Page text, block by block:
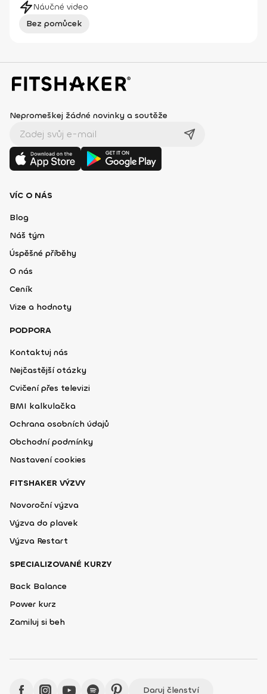
Náučné video
Bez pomůcek
Nepromeškej žádné novinky a soutěže
VÍC O NÁS
Blog
Náš tým
Úspěšné příběhy
O nás
Ceník
Vize a hodnoty
PODPORA
Kontaktuj nás
Nejčastější otázky
Cvičení přes televizi
BMI kalkulačka
Ochrana osobních údajů
Obchodní podmínky
Nastavení cookies
FITSHAKER VÝZVY
Novoroční výzva
Výzva do plavek
Výzva Restart
SPECIALIZOVANÉ KURZY
Back Balance
Power kurz
Zamiluj si beh
Daruj členství